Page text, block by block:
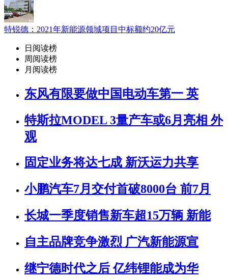
特锐德：2021年新能源领域项目中标额约20亿元
日阅读榜
周阅读榜
月阅读榜
东风有限要做中国电动车第一 英
特斯拉MODEL 3量产车或6月亮相 外
观
固定业务将达七成 新沃运力共享
小鹏汽车7月交付首破8000台 前7月
长城一季度销售新车超15万辆 新能
自主品牌竞争激烈 广汽新能源宣
继宁德时代之后 亿纬锂能成为华